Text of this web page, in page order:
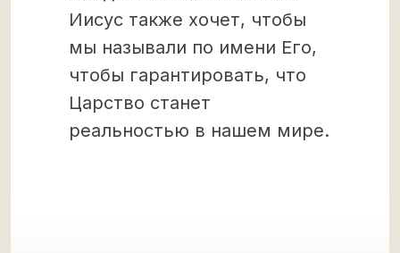
Иисус также хочет, чтобы
мы называли по имени Его,
чтобы гарантировать, что
Царство станет
реальностью в нашем мире.